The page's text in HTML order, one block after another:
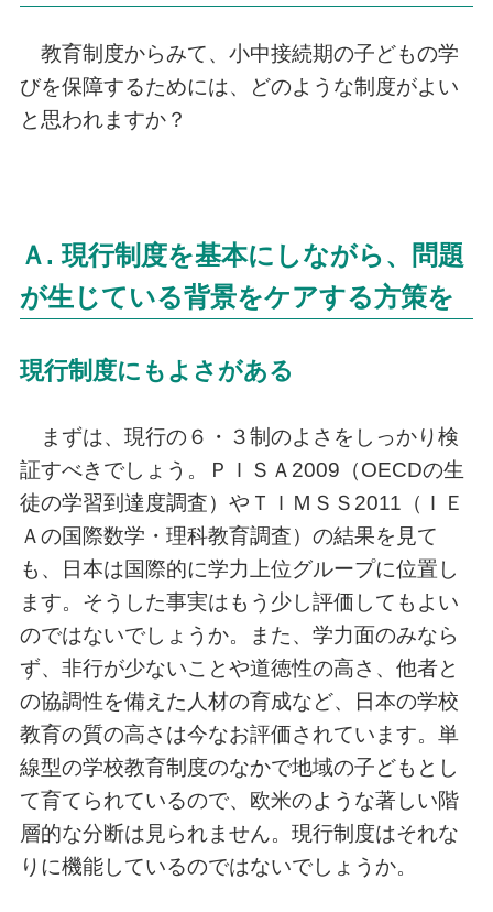
教育制度からみて、小中接続期の子どもの学
びを保障するためには、どのような制度がよい
と思われますか？
Ａ. 現行制度を基本にしながら、問題
が生じている背景をケアする方策を
現行制度にもよさがある
まずは、現行の６・３制のよさをしっかり検
証すべきでしょう。ＰＩＳＡ2009（OECDの生
徒の学習到達度調査）やＴＩＭＳＳ2011（ＩＥ
Ａの国際数学・理科教育調査）の結果を見て
も、日本は国際的に学力上位グループに位置し
ます。そうした事実はもう少し評価してもよい
のではないでしょうか。また、学力面のみなら
ず、非行が少ないことや道徳性の高さ、他者と
の協調性を備えた人材の育成など、日本の学校
教育の質の高さは今なお評価されています。単
線型の学校教育制度のなかで地域の子どもとし
て育てられているので、欧米のような著しい階
層的な分断は見られません。現行制度はそれな
りに機能しているのではないでしょうか。